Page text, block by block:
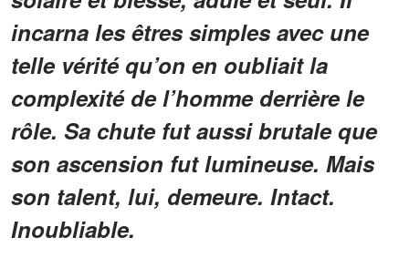
incarna les êtres simples avec une
telle vérité qu’on en oubliait la
complexité de l’homme derrière le
rôle. Sa chute fut aussi brutale que
son ascension fut lumineuse. Mais
son talent, lui, demeure. Intact.
Inoubliable.